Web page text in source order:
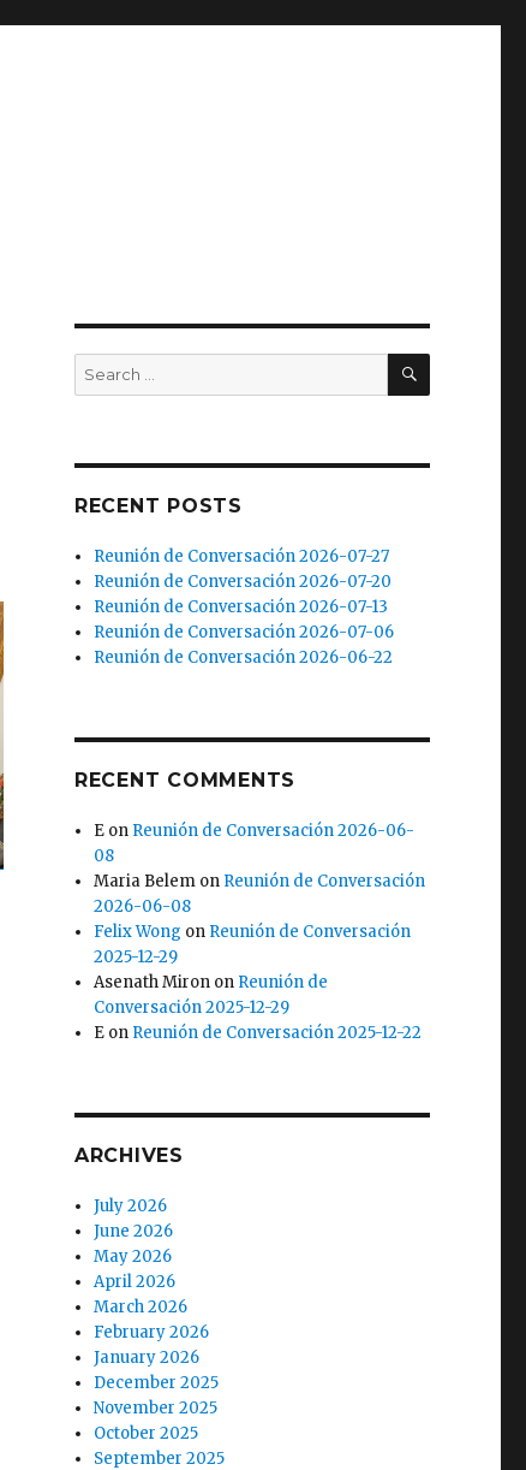
Search
for:
SEARCH
RECENT POSTS
Reunión de Conversación 2026-07-27
Reunión de Conversación 2026-07-20
Reunión de Conversación 2026-07-13
Reunión de Conversación 2026-07-06
Reunión de Conversación 2026-06-22
RECENT COMMENTS
E on Reunión de Conversación 2026-06-
08
Maria Belem on Reunión de Conversación
2026-06-08
Felix Wong on Reunión de Conversación
2025-12-29
Asenath Miron on Reunión de
Conversación 2025-12-29
E on Reunión de Conversación 2025-12-22
ARCHIVES
July 2026
June 2026
May 2026
April 2026
March 2026
February 2026
January 2026
December 2025
November 2025
October 2025
September 2025